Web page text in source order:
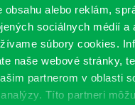
obsahu alebo reklám,
sociálnych médií a
súbory cookies.
naše webové stránky,
partnerom v oblasti
Títo partneri